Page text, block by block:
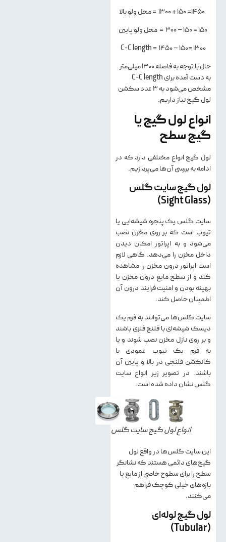
۱۵۰ = ۱۵۰ – ۳۰۰ = محل ولو پایین
۱۳۰۰ =۱۵۰ – ۱۴۵۰ = C-C length
حال با توجه به فاصله ۱۳۰۰ میلی‌متر
به دست آمده برای C-C length
مشخص می‌شود به ۳ عدد سکشن
لول گیج نیاز داریم.
انواع لول گیج یا
گیج سطح
لول گیج انواع مختلفی دارد که در
ادامه به بررسی آن‌ها می‌پردازیم.
لول گیج سایت گلس
(Sight Glass)
سایت گلس یک پنجره شیشه‌ایی یا
تیوب است که بر روی مخزن نصب
می‌شود و به اپراتور امکان دیدن
داخل مخزن را می‌دهد. گاهی لازم
است اپراتور درون مخزن را مشاهده
کند و از سطح مایع درون مخزن یا
بهینه بودن و امنیت فرایند درون آن
اطمینان حاصل کند.
سایت گلس‌ها می‌توانند به فرم یک
دیسک شیشه‌ای با فلنج فلزی باشند
و بر روی نازل مخزن نصب شوند و یا
به فرم یک تیوب عمودی با
کانکشن فلنجی در بالا و پایین آن
باشند. در تصویر زیر انواع سایت
گلس نشان داده شده است.
انواع لول گیج سایت گلس
این سایت گلس‌ها در واقع لول
گیج‌های دائمی هستند که نشانگر
سطح را برای سطوح خاصی از مایع یا
بازه‌های خیلی کوچک فراهم
می‌کنند.
لول گیج لوله‌ای
(Tubular)